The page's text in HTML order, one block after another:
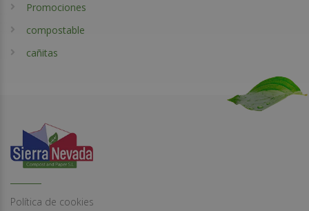
Promociones
compostable
cañitas
Política de cookies